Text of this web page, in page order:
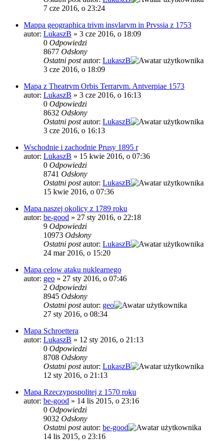
7 cze 2016, o 23:24
Mappa geographica trivm insvlarvm in Prvssia z 1753
autor: LukaszB » 3 cze 2016, o 18:09
0 Odpowiedzi
8677 Odsłony
Ostatni postautor: LukaszB
3 cze 2016, o 18:09
Mapa z Theatrvm Orbis Terrarvm. Antverpiae 1573
autor: LukaszB » 3 cze 2016, o 16:13
0 Odpowiedzi
8632 Odsłony
Ostatni postautor: LukaszB
3 cze 2016, o 16:13
Wschodnie i zachodnie Prusy 1895 r
autor: LukaszB » 15 kwie 2016, o 07:36
0 Odpowiedzi
8741 Odsłony
Ostatni postautor: LukaszB
15 kwie 2016, o 07:36
Mapa naszej okolicy z 1789 roku
autor: be-good » 27 sty 2016, o 22:18
9 Odpowiedzi
10973 Odsłony
Ostatni postautor: LukaszB
24 mar 2016, o 15:20
Mapa celow ataku nuklearnego
autor: geo » 27 sty 2016, o 07:46
2 Odpowiedzi
8945 Odsłony
Ostatni postautor: geo
27 sty 2016, o 08:34
Mapa Schroettera
autor: LukaszB » 12 sty 2016, o 21:13
0 Odpowiedzi
8708 Odsłony
Ostatni postautor: LukaszB
12 sty 2016, o 21:13
Mapa Rzeczypospolitej z 1570 roku
autor: be-good » 14 lis 2015, o 23:16
0 Odpowiedzi
9032 Odsłony
Ostatni postautor: be-good
14 lis 2015, o 23:16